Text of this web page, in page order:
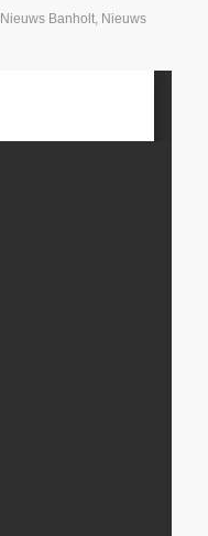
Nieuws Banholt Nieuws